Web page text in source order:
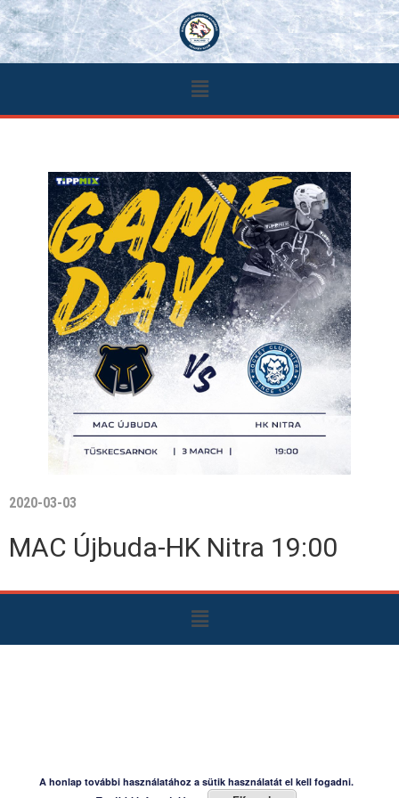
2020-03-03
MAC Újbuda-HK Nitra 19:00
A honlap további használatához a sütik használatát el kell fogadni.